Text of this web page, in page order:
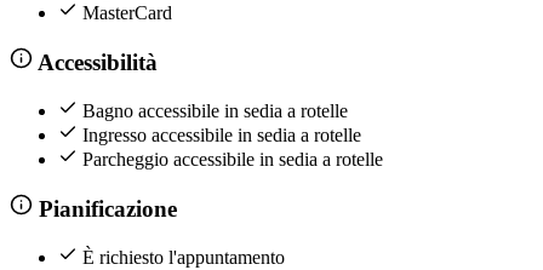
MasterCard
Accessibilità
Bagno accessibile in sedia a rotelle
Ingresso accessibile in sedia a rotelle
Parcheggio accessibile in sedia a rotelle
Pianificazione
È richiesto l'appuntamento